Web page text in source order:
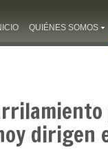
QUIÉNES SOMOS
dirigen